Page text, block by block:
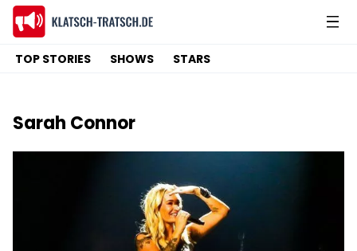
TOP STORIES SHOWS STARS
Sarah Connor